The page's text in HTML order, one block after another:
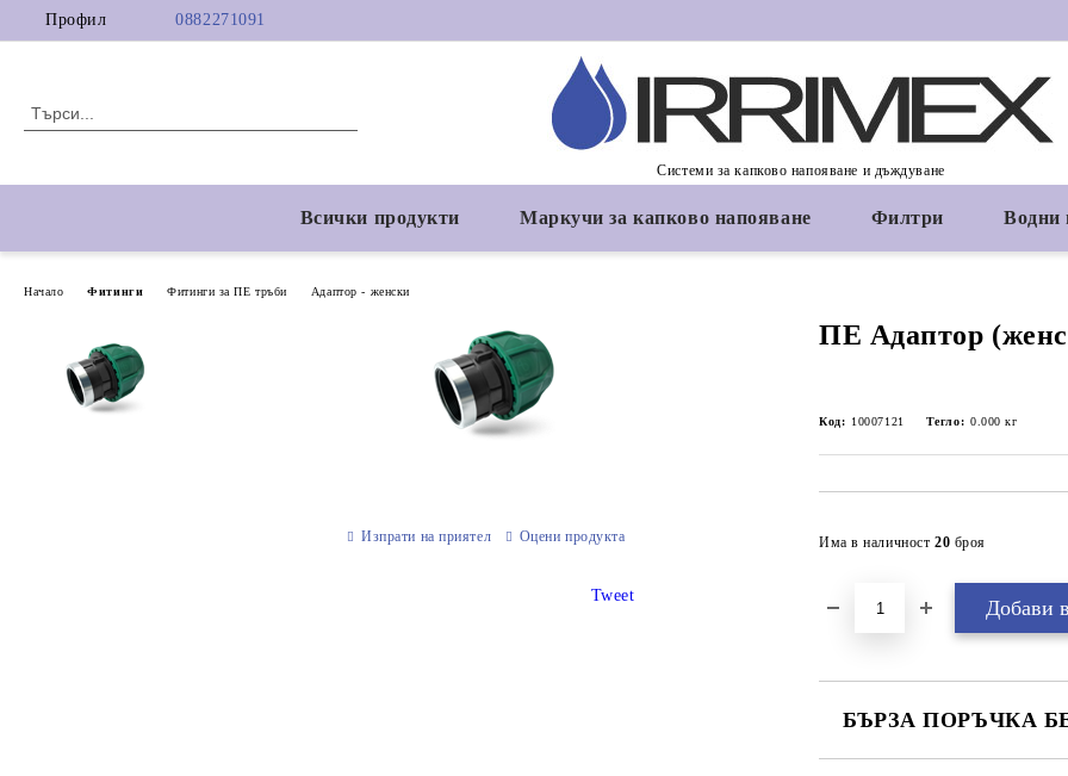
Профил 0882271091
Системи за капково напояване и дъждуване
Всички продукти Маркучи за капково напояване Филтри Водни
Начало Фитинги Фитинги за ПЕ тръби Адаптор - женски
ПЕ Адаптор
Код: 10007121 Тегло: 0.000 кг
Има в наличност 20 броя
БЪРЗА ПОРЪЧКА
Изпрати на приятел Оцени продукта
Tweet